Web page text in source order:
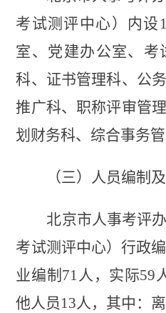
考试测评中心）内设
室、党建办公室、考
科、证书管理科、公
推广科、职称评审管
划财务科、综合事务管
（三）人员编制
北京市人事考评
考试测评中心）行政
业编制71人，实际59
他人员13人，其中：